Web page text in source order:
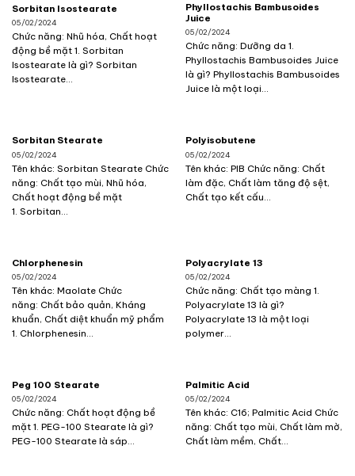
Sorbitan Isostearate
05/02/2024
Chức năng: Nhũ hóa, Chất hoạt
động bề mặt 1. Sorbitan
Isostearate là gì? Sorbitan
Isostearate...
Phyllostachis Bambusoides
Juice
05/02/2024
Chức năng: Dưỡng da 1.
Phyllostachis Bambusoides Juice
là gì? Phyllostachis Bambusoides
Juice là một loại...
Sorbitan Stearate
05/02/2024
Tên khác: Sorbitan Stearate Chức
năng: Chất tạo mùi, Nhũ hóa,
Chất hoạt động bề mặt
1. Sorbitan...
Polyisobutene
05/02/2024
Tên khác: PIB Chức năng: Chất
làm đặc, Chất làm tăng độ sệt,
Chất tạo kết cấu...
Chlorphenesin
05/02/2024
Tên khác: Maolate Chức
năng: Chất bảo quản, Kháng
khuẩn, Chất diệt khuẩn mỹ phẩm
1. Chlorphenesin...
Polyacrylate 13
05/02/2024
Chức năng: Chất tạo màng 1.
Polyacrylate 13 là gì?
Polyacrylate 13 là một loại
polymer...
Peg 100 Stearate
05/02/2024
Chức năng: Chất hoạt động bề
mặt 1. PEG-100 Stearate là gì?
PEG-100 Stearate là sáp...
Palmitic Acid
05/02/2024
Tên khác: C16; Palmitic Acid Chức
năng: Chất tạo mùi, Chất làm mờ,
Chất làm mềm, Chất...